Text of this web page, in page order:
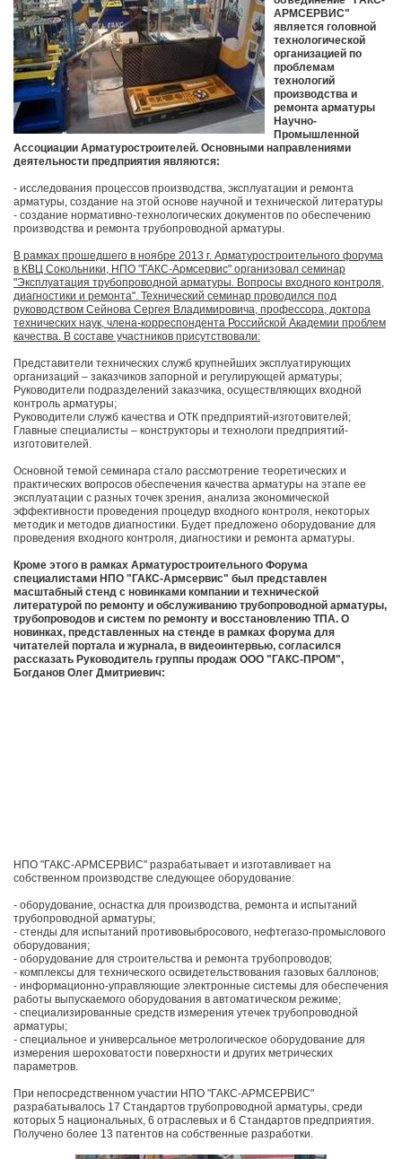
АРМСЕРВИС"
является головной
технологической
организацией по
проблемам
технологий
производства и
ремонта арматуры
Научно-
Промышленной
Ассоциации Арматуростроителей. Основными направлениями
деятельности предприятия являются:
- исследования процессов производства, эксплуатации и ремонта
арматуры, создание на этой основе научной и технической литературы
- создание нормативно-технологических документов по обеспечению
производства и ремонта трубопроводной арматуры.
В рамках прошедшего в ноябре 2013 г. Арматуростроительного форума
в КВЦ Сокольники, НПО "ГАКС-Армсервис" организовал семинар
"Эксплуатация трубопроводной арматуры. Вопросы входного контроля,
диагностики и ремонта". Технический семинар проводился под
руководством Сейнова Сергея Владимировича, профессора, доктора
технических наук, члена-корреспондента Российской Академии проблем
качества. В составе участников присутствовали:
Представители технических служб крупнейших эксплуатирующих
организаций – заказчиков запорной и регулирующей арматуры;
Руководители подразделений заказчика, осуществляющих входной
контроль арматуры;
Руководители служб качества и ОТК предприятий-изготовителей;
Главные специалисты – конструкторы и технологи предприятий-
изготовителей.
Основной темой семинара стало рассмотрение теоретических и
практических вопросов обеспечения качества арматуры на этапе ее
эксплуатации с разных точек зрения, анализа экономической
эффективности проведения процедур входного контроля, некоторых
методик и методов диагностики. Будет предложено оборудование для
проведения входного контроля, диагностики и ремонта арматуры.
Кроме этого в рамках Арматуростроительного Форума
специалистами НПО "ГАКС-Армсервис" был представлен
масштабный стенд с новинками компании и технической
литературой по ремонту и обслуживанию трубопроводной арматуры,
трубопроводов и систем по ремонту и восстановлению ТПА. О
новинках, представленных на стенде в рамках форума для
читателей портала и журнала, в видеоинтервью, согласился
рассказать Руководитель группы продаж ООО "ГАКС-ПРОМ",
Богданов Олег Дмитриевич:
НПО "ГАКС-АРМСЕРВИС" разрабатывает и изготавливает на
собственном производстве следующее оборудование:
- оборудование, оснастка для производства, ремонта и испытаний
трубопроводной арматуры;
- стенды для испытаний противовыбросового, нефтегазо-промыслового
оборудования;
- оборудование для строительства и ремонта трубопроводов;
- комплексы для технического освидетельствования газовых баллонов;
- информационно-управляющие электронные системы для обеспечения
работы выпускаемого оборудования в автоматическом режиме;
- специализированные средств измерения утечек трубопроводной
арматуры;
- специальное и универсальное метрологическое оборудование для
измерения шероховатости поверхности и других метрических
параметров.
При непосредственном участии НПО "ГАКС-АРМСЕРВИС"
разрабатывалось 17 Стандартов трубопроводной арматуры, среди
которых 5 национальных, 6 отраслевых и 6 Стандартов предприятия.
Получено более 13 патентов на собственные разработки.